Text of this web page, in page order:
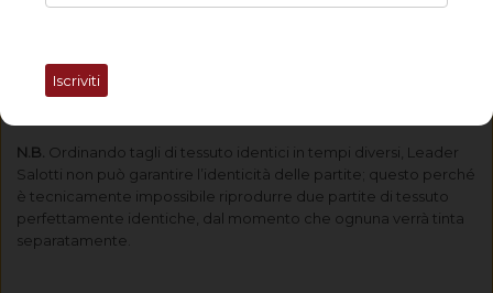
proprio monitor, difatti, un colore apparentemente grigio
potrebbe rivelarsi in realtà un celeste; un nostro riscontro aiuterà
N.B. Ordinando tagli di tessuto identici in tempi diversi, Leader
Salotti non può garantire l’identicità delle partite; questo perché
è tecnicamente impossibile riprodurre due partite di tessuto
perfettamente identiche, dal momento che ognuna verrà tinta
separatamente.
Iscriviti